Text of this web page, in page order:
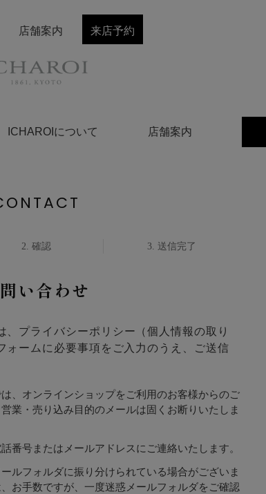
ICHAROIについて 店舗案内
店舗案内 来店予約
確認 送信完了
い合わせ
プライバシーポリシー （個人情報の取り
ォームに必要事項をご入力のうえ、ご送信
、オンラインショップをご利用のお客様からのご
業・売り込み目的のメールは固くお断りいたしま
番号またはメールアドレスにご連絡いたします。
ルフォルダに振り分けられている場合がございま
お手数ですが、一度迷惑メールフォルダをご確認